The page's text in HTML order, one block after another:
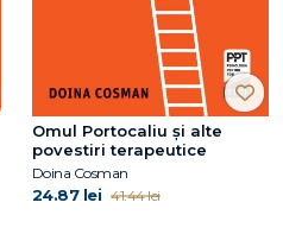
Omul Portocaliu și alte
povestiri terapeutice
Doina Cosman
24.87 lei 41.44 lei